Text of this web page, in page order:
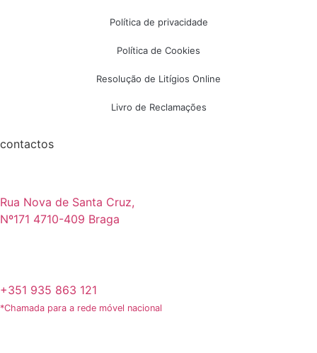
Política de privacidade
Política de Cookies
Resolução de Litígios Online
Livro de Reclamações
contactos
Rua Nova de Santa Cruz,
Nº171 4710-409 Braga
+351 935 863 121
*Chamada para a rede móvel nacional